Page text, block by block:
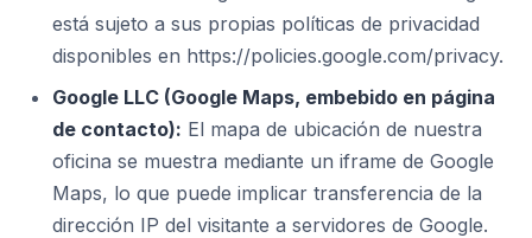
está sujeto a sus propias políticas de privacidad
disponibles en https://policies.google.com/privacy.
Google LLC (Google Maps, embebido en página
de contacto): El mapa de ubicación de nuestra
oficina se muestra mediante un iframe de Google
Maps, lo que puede implicar transferencia de la
dirección IP del visitante a servidores de Google.